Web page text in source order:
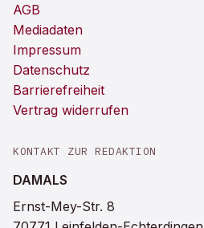
AGB
Mediadaten
Impressum
Datenschutz
Barrierefreiheit
Vertrag widerrufen
KONTAKT ZUR REDAKTION
DAMALS
Ernst-Mey-Str. 8